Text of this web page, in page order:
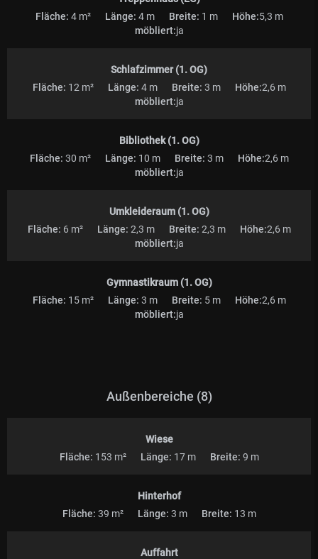
Fläche: 4 m² Länge: 4 m Breite: 1 m Höhe:5,3 m
möbliert:ja
Schlafzimmer (1. OG)
Fläche: 12 m² Länge: 4 m Breite: 3 m Höhe:2,6 m
möbliert:ja
Bibliothek (1. OG)
Fläche: 30 m² Länge: 10 m Breite: 3 m Höhe:2,6 m
möbliert:ja
Umkleideraum (1. OG)
Fläche: 6 m² Länge: 2,3 m Breite: 2,3 m Höhe:2,6 m
möbliert:ja
Gymnastikraum (1. OG)
Fläche: 15 m² Länge: 3 m Breite: 5 m Höhe:2,6 m
möbliert:ja
Außenbereiche (8)
Wiese
Fläche: 153 m² Länge: 17 m Breite: 9 m
Hinterhof
Fläche: 39 m² Länge: 3 m Breite: 13 m
Auffahrt